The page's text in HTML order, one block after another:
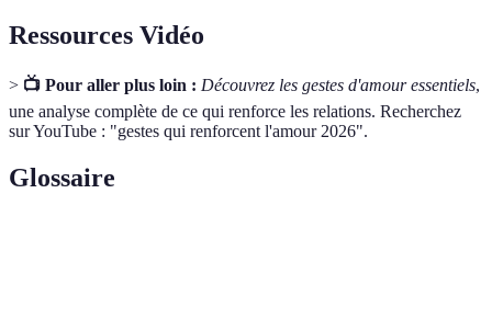
Ressources Vidéo
> 📺 Pour aller plus loin : Découvrez les gestes d'amour essentiels,
une analyse complète de ce qui renforce les relations. Recherchez
sur YouTube : "gestes qui renforcent l'amour 2026".
Glossaire